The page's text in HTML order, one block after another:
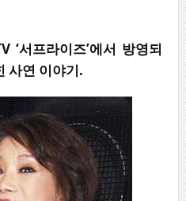
‘서프라이즈’에서 방영되
사연 이야기.